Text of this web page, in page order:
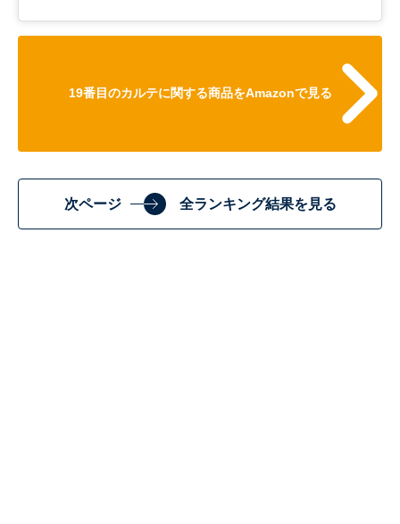
19番目のカルテに関する商品をAmazonで見る
次ページ 全ランキング結果を見る